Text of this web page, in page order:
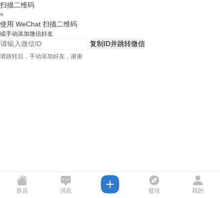
扫描二维码
×
使用 WeChat 扫描二维码
或手动添加微信好友
复制ID并跳转微信
请跳转后，手动添加好友，谢谢
首頁 消息 發現 我的